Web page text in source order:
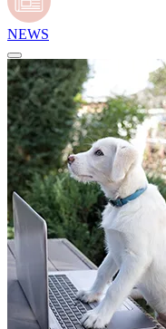
NEWS